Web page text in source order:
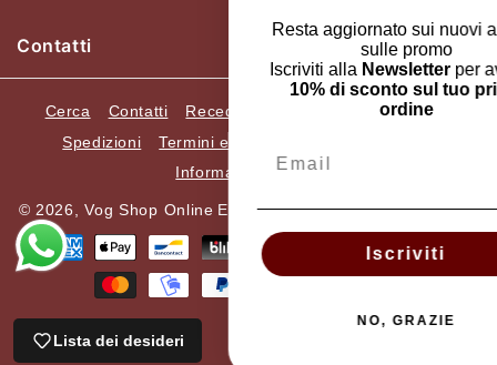
Contatti
Cerca Contatti Recedi dall'ordine
Resi e Cambi
Spedizioni
Termini e condizioni
Informazioni Legali
© 2026,Vog Shop Online ELLEGI SRL. P.Iva 05482420659.
Metodi
di
pagamento
Lista dei desideri
Resta aggiornato sui nuovi arrivi e
sulle promo
Iscriviti allaNewsletterper avere il
10% di sconto sul tuo primo
ordine
Email
Iscriviti
NO, GRAZIE